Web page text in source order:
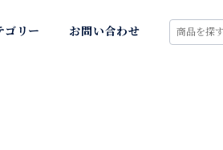
ゴリー お問い合わせ